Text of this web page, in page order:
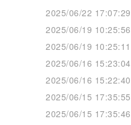
2025/06/22 17:07:29
2025/06/19 10:25:56
2025/06/19 10:25:11
2025/06/16 15:23:04
2025/06/16 15:22:40
2025/06/15 17:35:55
2025/06/15 17:35:46